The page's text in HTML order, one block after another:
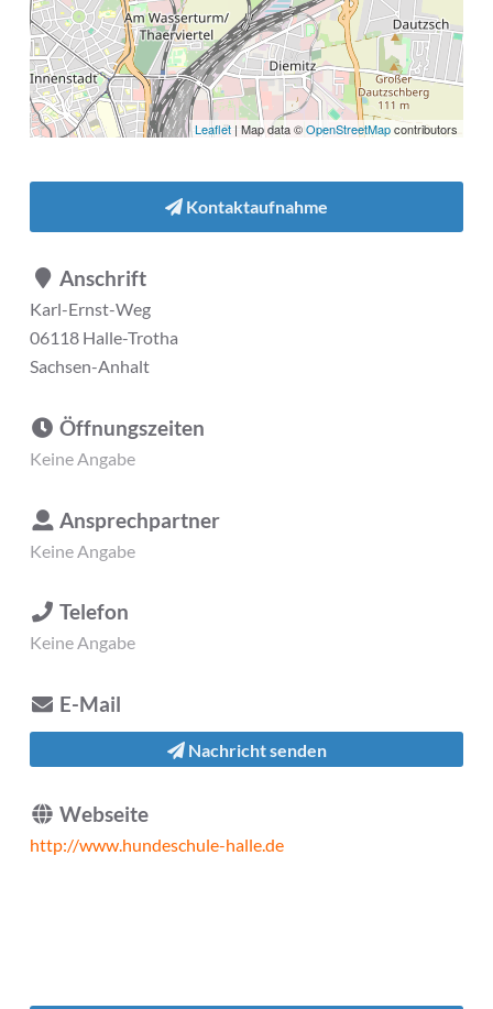
Leaflet| Map data ©OpenStreetMapcontributors
Kontaktaufnahme
Anschrift
Karl-Ernst-Weg
06118 Halle-Trotha
Sachsen-Anhalt
Öffnungszeiten
Keine Angabe
Ansprechpartner
Keine Angabe
Telefon
Keine Angabe
E-Mail
Nachricht senden
Webseite
http://www.hundeschule-halle.de